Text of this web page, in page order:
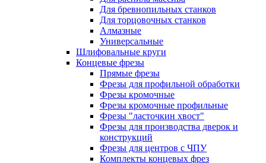
Для бревнопильных станков
Для торцовочных станков
Алмазные
Универсальные
Шлифовальные круги
Концевые фрезы
Прямые фрезы
Фрезы для профильной обработки
Фрезы кромочные
Фрезы кромочные профильные
Фрезы "ласточкин хвост"
Фрезы для производства дверок и
конструкций
Фрезы для центров с ЧПУ
Комплекты концевых фрез